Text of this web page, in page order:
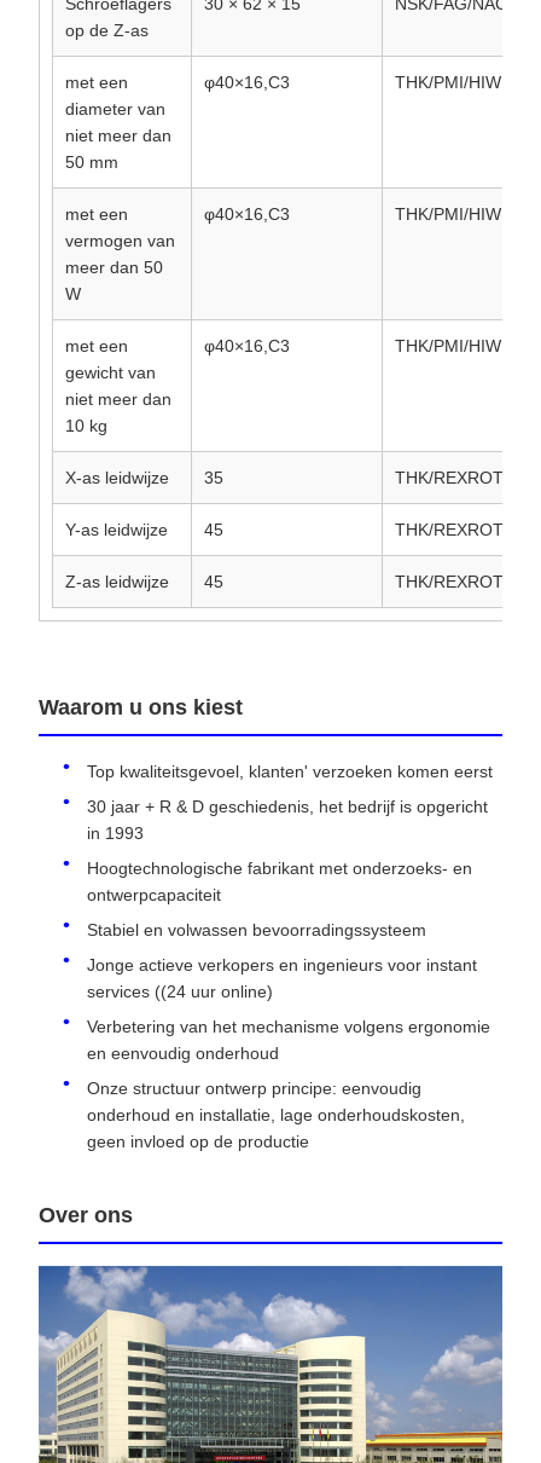
op de Z-as
met een
diameter van
niet meer dan
50 mm
φ40×16,C3 THK/PMI/HIWN
met een
vermogen van
meer dan 50
W
φ40×16,C3 THK/PMI/HIWN
met een
gewicht van
niet meer dan
10 kg
φ40×16,C3 THK/PMI/HIWN
X-as leidwijze 35 THK/REXROTH/
Y-as leidwijze 45 THK/REXROTH/
Z-as leidwijze 45 THK/REXROTH/
Waarom u ons kiest
Top kwaliteitsgevoel, klanten' verzoeken komen eerst
30 jaar + R & D geschiedenis, het bedrijf is opgericht
in 1993
Hoogtechnologische fabrikant met onderzoeks- en
ontwerpcapaciteit
Stabiel en volwassen bevoorradingssysteem
Jonge actieve verkopers en ingenieurs voor instant
services ((24 uur online)
Verbetering van het mechanisme volgens ergonomie
en eenvoudig onderhoud
Onze structuur ontwerp principe: eenvoudig
onderhoud en installatie, lage onderhoudskosten,
geen invloed op de productie
Over ons